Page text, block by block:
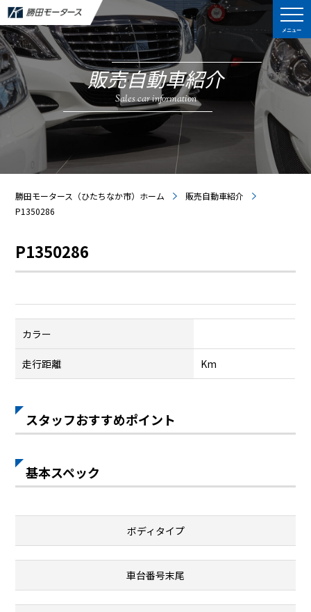
メニュー
販売自動車紹介
Sales car information
勝田モータース（ひたちなか市）ホーム
販売自動車紹介
P1350286
P1350286
カラー
走行距離 Km
スタッフおすすめポイント
基本スペック
ボディタイプ
車台番号末尾